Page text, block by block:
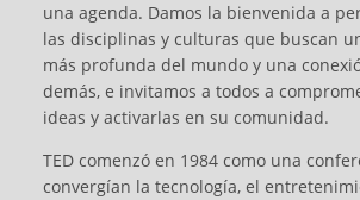
una agenda. Damos la bienvenida a
las disciplinas y culturas que buscan
más profunda del mundo y una
demás, e invitamos a todos a
ideas y activarlas en su comunidad.
TED comenzó en 1984 como una
convergían la tecnología, el